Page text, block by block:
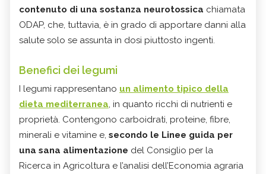
contenuto di una sostanza neurotossica chiamata
ODAP, che, tuttavia, è in grado di apportare danni alla
salute solo se assunta in dosi piuttosto ingenti.
Benefici dei legumi
I legumi rappresentano un alimento tipico della
dieta mediterranea, in quanto ricchi di nutrienti e
proprietà. Contengono carboidrati, proteine, fibre,
minerali e vitamine e, secondo le Linee guida per
una sana alimentazione del Consiglio per la
Ricerca in Agricoltura e l’analisi dell’Economia agraria